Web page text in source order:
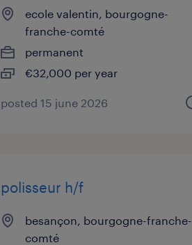
ecole valentin, bourgogne-
franche-comté
permanent
€32,000 per year
posted 15 june 2026
polisseur h/f
besançon, bourgogne-franche-
comté